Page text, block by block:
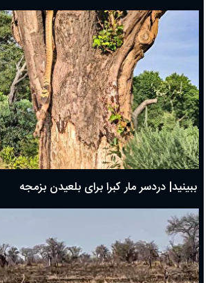
ببینید| دردسر مار کبرا برای بلعیدن بزمجه